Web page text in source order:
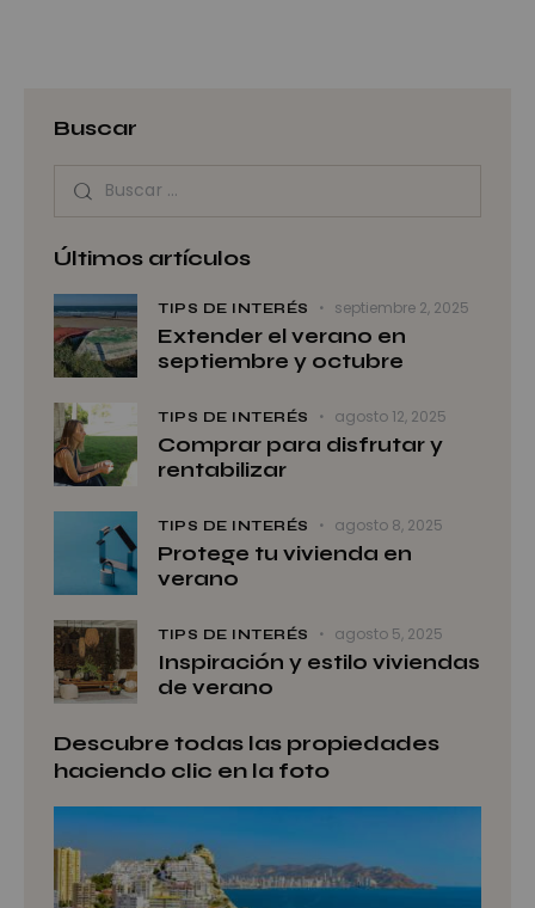
Buscar
Últimos artículos
TIPS DE INTERÉS septiembre 2, 2025
Extender el verano en
septiembre y octubre
TIPS DE INTERÉS agosto 12, 2025
Comprar para disfrutar y
rentabilizar
TIPS DE INTERÉS agosto 8, 2025
Protege tu vivienda en
verano
TIPS DE INTERÉS agosto 5, 2025
Inspiración y estilo viviendas
de verano
Descubre todas las propiedades
haciendo clic en la foto